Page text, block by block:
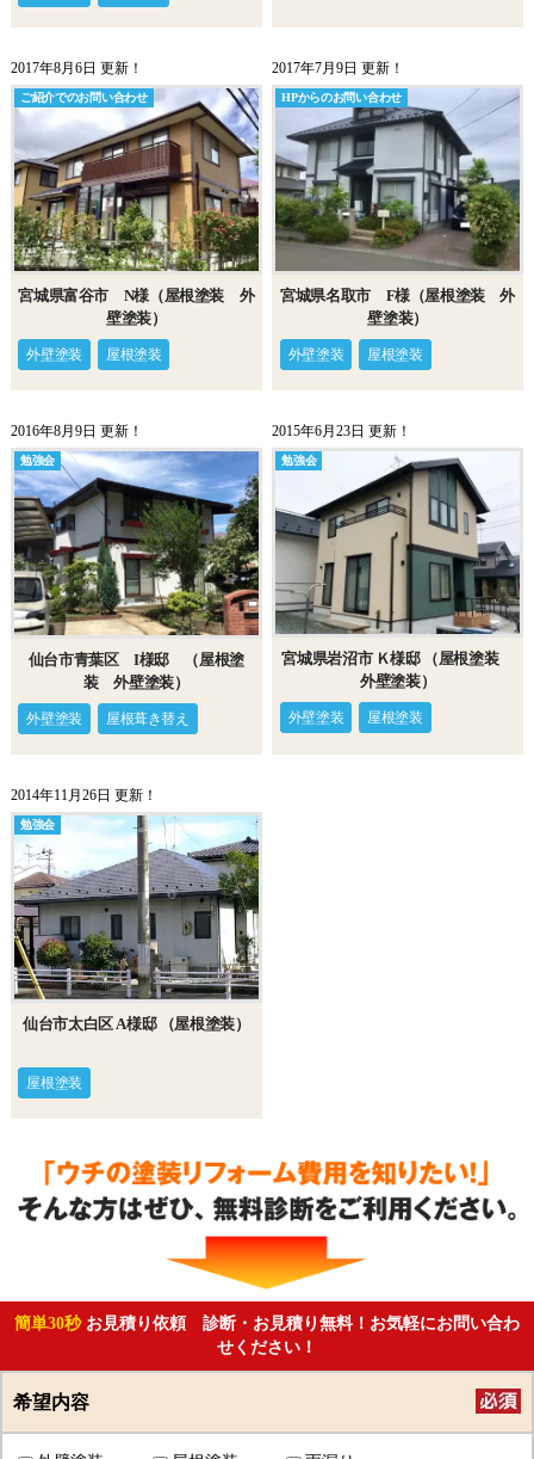
2017年8月6日 更新！
ご紹介でのお問い合わせ
宮城県富谷市 N様（屋根塗装 外
壁塗装）
外壁塗装 屋根塗装
2017年7月9日 更新！
HPからのお問い合わせ
宮城県名取市 F様（屋根塗装 外
壁塗装）
外壁塗装 屋根塗装
2016年8月9日 更新！
勉強会
仙台市青葉区 I様邸 （屋根塗
装 外壁塗装）
外壁塗装 屋根葺き替え
2015年6月23日 更新！
勉強会
宮城県岩沼市 Ｋ様邸 （屋根塗装
外壁塗装）
外壁塗装 屋根塗装
2014年11月26日 更新！
勉強会
仙台市太白区 A様邸 （屋根塗装）
屋根塗装
簡単30秒 お見積り依頼 診断・お見積り無料！お気軽にお問い合わ
せください！
希望内容